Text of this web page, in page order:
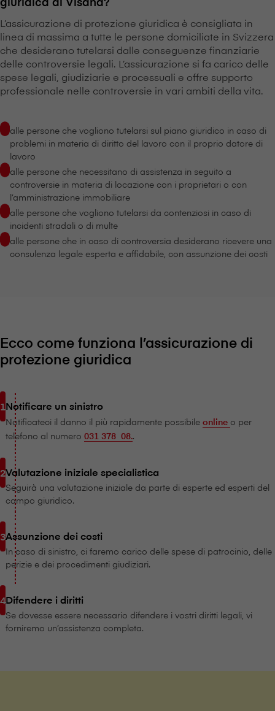
L’assicurazione di protezione giuridica è consigliata in
linea di massima a tutte le persone domiciliate in Svizzera
che desiderano tutelarsi dalle conseguenze finanziarie
delle controversie legali. L’assicurazione si fa carico delle
spese legali, giudiziarie e processuali e offre supporto
professionale nelle controversie in vari ambiti della vita.
alle persone che vogliono tutelarsi sul piano giuridico in caso di
problemi in materia di diritto del lavoro con il proprio datore di
lavoro
alle persone che necessitano di assistenza in seguito a
controversie in materia di locazione con i proprietari o con
l’amministrazione immobiliare
alle persone che vogliono tutelarsi da contenziosi in caso di
incidenti stradali o di multe
alle persone che in caso di controversia desiderano ricevere una
consulenza legale esperta e affidabile, con assunzione dei costi
Ecco come funziona l’assicurazione di
protezione giuridica
Notificare un sinistro
Notificateci il danno il più rapidamente possibile online o per
telefono al numero 031 378 08..
Valutazione iniziale specialistica
Seguirà una valutazione iniziale da parte di esperte ed esperti del
campo giuridico.
Assunzione dei costi
In caso di sinistro, ci faremo carico delle spese di patrocinio, delle
perizie e dei procedimenti giudiziari.
Difendere i diritti
Se dovesse essere necessario difendere i vostri diritti legali, vi
forniremo un’assistenza completa.